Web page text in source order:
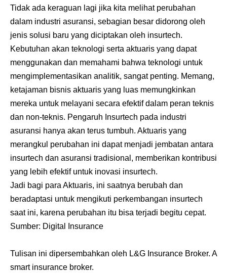
Tidak ada keraguan lagi jika kita melihat perubahan
dalam industri asuransi, sebagian besar didorong oleh
jenis solusi baru yang diciptakan oleh insurtech.
Kebutuhan akan teknologi serta aktuaris yang dapat
menggunakan dan memahami bahwa teknologi untuk
mengimplementasikan analitik, sangat penting. Memang,
ketajaman bisnis aktuaris yang luas memungkinkan
mereka untuk melayani secara efektif dalam peran teknis
dan non-teknis. Pengaruh Insurtech pada industri
asuransi hanya akan terus tumbuh. Aktuaris yang
merangkul perubahan ini dapat menjadi jembatan antara
insurtech dan asuransi tradisional, memberikan kontribusi
yang lebih efektif untuk inovasi insurtech.
Jadi bagi para Aktuaris, ini saatnya berubah dan
beradaptasi untuk mengikuti perkembangan insurtech
saat ini, karena perubahan itu bisa terjadi begitu cepat.
Sumber: Digital Insurance
Tulisan ini dipersembahkan oleh L&G Insurance Broker. A
smart insurance broker.